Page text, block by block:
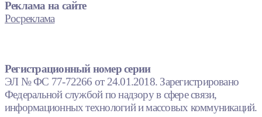
Реклама на сайте
Росреклама
Регистрационный номер серии
ЭЛ № ФС 77-72266 от 24.01.2018. Зарегистрировано
Федеральной службой по надзору в сфере связи,
информационных технологий и массовых коммуникаций.